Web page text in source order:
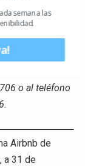
seguir
o al teléfono
Airbnb de
a 31 de
semana las